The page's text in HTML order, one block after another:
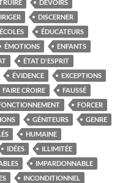
DEVOIRS
DISCERNER
ÉCOLES
ÉDUCATEURS
ÉMOTIONS
ENFANTS
ÉTAT D'ESPRIT
ÉVIDENCE
EXCEPTIONS
FAIRE CROIRE
FAUSSÉ
FORCER
GÉNITEURS
GENRE
HUMAINE
IDÉES
ILLIMITÉE
IMPARDONNABLE
INCONDITIONNEL